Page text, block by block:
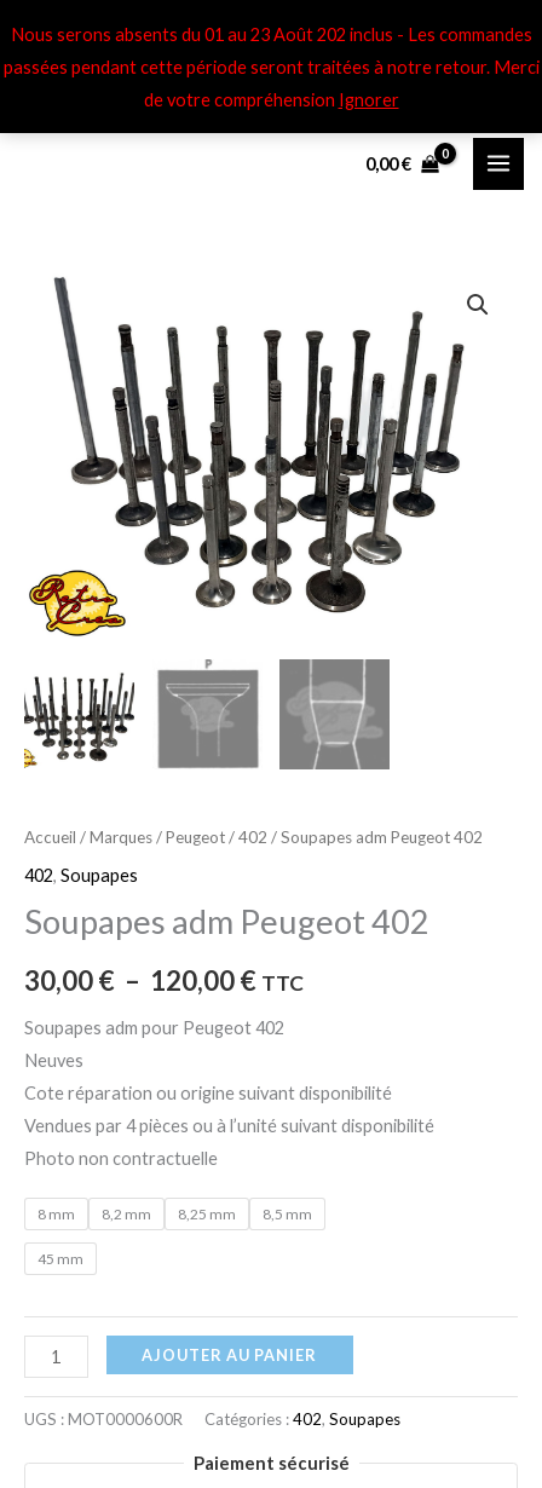
Nous serons absents du 01 au 23 Août 202 inclus - Les commandes
passées pendant cette période seront traitées à notre retour​. Merci
de votre compréhension Ignorer
au
contenu
0,00€
Accueil /Marques/Peugeot/402 / Soupapes adm Peugeot 402
402, Soupapes
Soupapes adm Peugeot 402
30,00€ – 120,00€
de
prix :
30,00 €
à
120,00 €
TTC
Soupapes adm pour Peugeot 402
Neuves
Cote réparation ou origine suivant disponibilité
Vendues par 4 pièces ou à l’unité suivant disponibilité
Photo non contractuelle
8 mm 8,2 mm 8,25 mm 8,5 mm
45 mm
quantité
Soupapes
Peugeot
AJOUTER AU PANIER
UGS :MOT0000600R Catégories :402, Soupapes
Paiement sécurisé